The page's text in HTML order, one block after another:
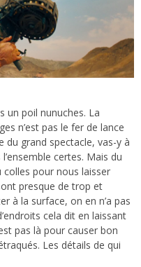
un poil nunuches. La
n’est pas le fer de lance
du grand spectacle, vas-y à
certes. Mais du
pour nous laisser
presque de trop et
à la surface, on en n’a pas
cela dit en laissant
pas là pour causer bon
Les détails de qui